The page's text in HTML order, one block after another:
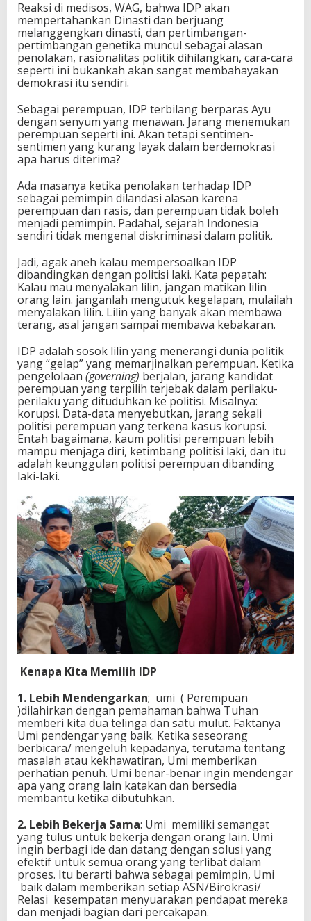
Reaksi di medisos, WAG, bahwa IDP akan
mempertahankan Dinasti dan berjuang
melanggengkan dinasti, dan pertimbangan-
pertimbangan genetika muncul sebagai alasan
penolakan, rasionalitas politik dihilangkan, cara-cara
seperti ini bukankah akan sangat membahayakan
demokrasi itu sendiri.
Sebagai perempuan, IDP terbilang berparas Ayu
dengan senyum yang menawan. Jarang menemukan
perempuan seperti ini. Akan tetapi sentimen-
sentimen yang kurang layak dalam berdemokrasi
apa harus diterima?
Ada masanya ketika penolakan terhadap IDP
sebagai pemimpin dilandasi alasan karena
perempuan dan rasis, dan perempuan tidak boleh
menjadi pemimpin. Padahal, sejarah Indonesia
sendiri tidak mengenal diskriminasi dalam politik.
Jadi, agak aneh kalau mempersoalkan IDP
dibandingkan dengan politisi laki. Kata pepatah:
Kalau mau menyalakan lilin, jangan matikan lilin
orang lain. janganlah mengutuk kegelapan, mulailah
menyalakan lilin. Lilin yang banyak akan membawa
terang, asal jangan sampai membawa kebakaran.
IDP adalah sosok lilin yang menerangi dunia politik
yang “gelap” yang memarjinalkan perempuan. Ketika
pengelolaan (governing) berjalan, jarang kandidat
perempuan yang terpilih terjebak dalam perilaku-
perilaku yang dituduhkan ke politisi. Misalnya:
korupsi. Data-data menyebutkan, jarang sekali
politisi perempuan yang terkena kasus korupsi.
Entah bagaimana, kaum politisi perempuan lebih
mampu menjaga diri, ketimbang politisi laki, dan itu
adalah keunggulan politisi perempuan dibanding
laki-laki.
Kenapa Kita Memilih IDP
1. Lebih Mendengarkan; umi ( Perempuan
)dilahirkan dengan pemahaman bahwa Tuhan
memberi kita dua telinga dan satu mulut. Faktanya
Umi pendengar yang baik. Ketika seseorang
berbicara/ mengeluh kepadanya, terutama tentang
masalah atau kekhawatiran, Umi memberikan
perhatian penuh. Umi benar-benar ingin mendengar
apa yang orang lain katakan dan bersedia
membantu ketika dibutuhkan.
2. Lebih Bekerja Sama: Umi memiliki semangat
yang tulus untuk bekerja dengan orang lain. Umi
ingin berbagi ide dan datang dengan solusi yang
efektif untuk semua orang yang terlibat dalam
proses. Itu berarti bahwa sebagai pemimpin, Umi
baik dalam memberikan setiap ASN/Birokrasi/
Relasi kesempatan menyuarakan pendapat mereka
dan menjadi bagian dari percakapan.